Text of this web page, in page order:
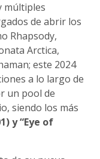
múltiples
de abrir los
Rhapsody,
Arctica,
este 2024
a lo largo de
un pool de
siendo los más
y “Eye of